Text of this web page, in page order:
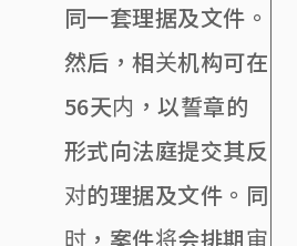
同一套理据及文件。
然后，相关机构可在
56天内，以誓章的
形式向法庭提交其反
对的理据及文件。同
时，案件将会排期审